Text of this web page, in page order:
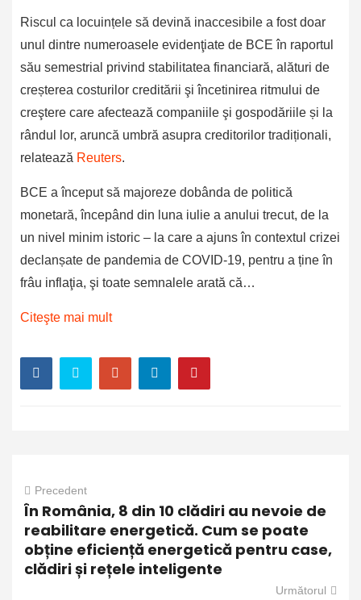
Riscul ca locuințele să devină inaccesibile a fost doar
unul dintre numeroasele evidenţiate de BCE în raportul
său semestrial privind stabilitatea financiară, alături de
creșterea costurilor creditării şi încetinirea ritmului de
creştere care afectează companiile şi gospodăriile și la
rândul lor, aruncă umbră asupra creditorilor tradiționali,
relatează Reuters.
BCE a început să majoreze dobânda de politică
monetară, începând din luna iulie a anului trecut, de la
un nivel minim istoric – la care a ajuns în contextul crizei
declanșate de pandemia de COVID-19, pentru a ține în
frâu inflaţia, şi toate semnalele arată că…
Citeşte mai mult
Precedent
În România, 8 din 10 clădiri au nevoie de
reabilitare energetică. Cum se poate
obține eficiență energetică pentru case,
clădiri și rețele inteligente
Următorul